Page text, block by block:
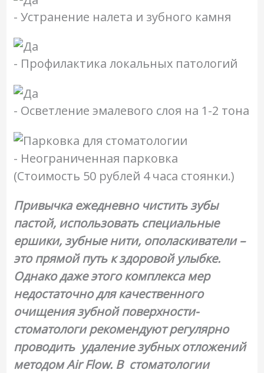
- Устранение налета и зубного камня
- Профилактика локальных патологий
- Осветление эмалевого слоя на 1-2 тона
- Неограниченная парковка
(Стоимость 50 рублей 4 часа стоянки.)
Привычка ежедневно чистить зубы
пастой, использовать специальные
ершики, зубные нити, ополаскиватели –
это прямой путь к здоровой улыбке.
Однако даже этого комплекса мер
недостаточно для качественного
очищения зубной поверхности-
стоматологи рекомендуют регулярно
проводить удаление зубных отложений
методом Air Flow. В стоматологии